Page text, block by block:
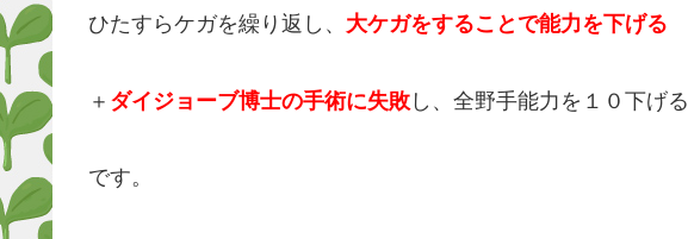
ひたすらケガを繰り返し、 大ケガをすることで能力を下げる
＋ ダイジョーブ博士の手術に失敗 し、全野手能力を１０下げる
です。